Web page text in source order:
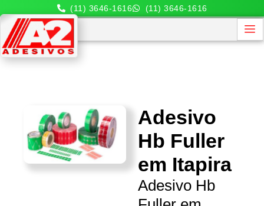
(11) 3646-1616 (11) 3646-1616
Adesivo
Hb Fuller
em Itapira
Adesivo Hb